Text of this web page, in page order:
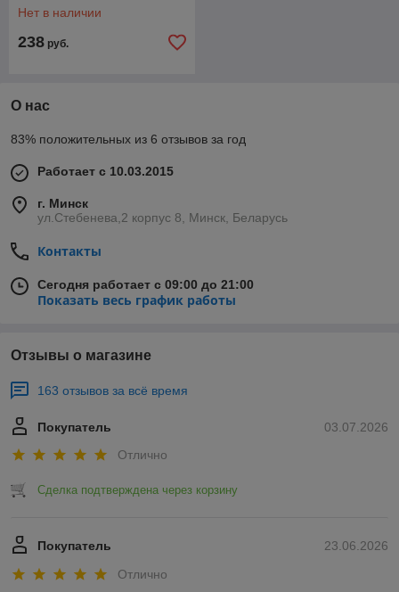
Нет в наличии
238 руб.
О нас
83% положительных из 6 отзывов за год
Работает с 10.03.2015
г. Минск
ул.Стебенева,2 корпус 8, Минск, Беларусь
Контакты
Сегодня работает с 09:00 до 21:00
Показать весь график работы
Отзывы о магазине
163 отзывов за всё время
03.07.2026
Покупатель
Отлично
Сделка подтверждена через корзину
23.06.2026
Покупатель
Отлично